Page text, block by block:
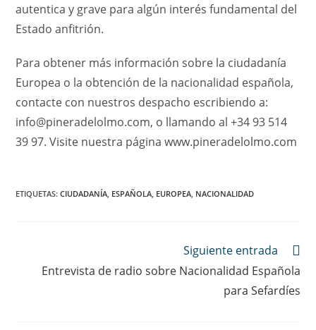
autentica y grave para algún interés fundamental del
Estado anfitrión.
Para obtener más información sobre la ciudadanía
Europea o la obtención de la nacionalidad española,
contacte con nuestros despacho escribiendo a:
info@pineradelolmo.com, o llamando al +34 93 514
39 97. Visite nuestra página www.pineradelolmo.com
ETIQUETAS:CIUDADANÍA, ESPAÑOLA, EUROPEA, NACIONALIDAD
artículos
Siguiente entrada
Entrevista de radio sobre Nacionalidad Española
para Sefardíes